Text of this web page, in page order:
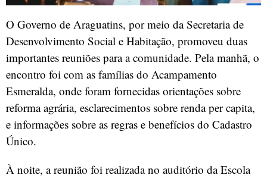
O Governo de Araguatins, por meio da Secretaria de
Desenvolvimento Social e Habitação, promoveu duas
importantes reuniões para a comunidade. Pela manhã, o
encontro foi com as famílias do Acampamento
Esmeralda, onde foram fornecidas orientações sobre
reforma agrária, esclarecimentos sobre renda per capita,
e informações sobre as regras e benefícios do Cadastro
Único.
À noite, a reunião foi realizada no auditório da Escola